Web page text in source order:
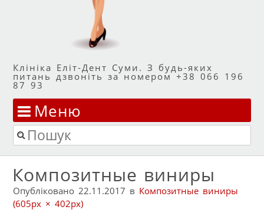
Клініка Еліт-Дент Суми. З будь-яких
питань дзвоніть за номером +38 066 196
87 93
Меню
Перейти до змісту
Пошук
Композитные виниры
Опубліковано 22.11.2017 в Композитные виниры
(605px × 402px)